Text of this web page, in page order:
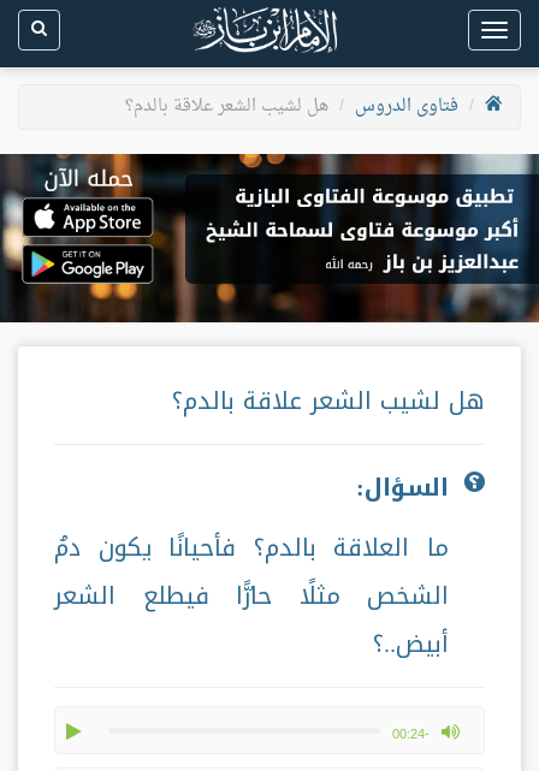
Toggle
navigation
فتاوى الدروس
هل لشيب الشعر علاقة بالدم؟
هل لشيب الشعر علاقة بالدم؟
السؤال:
ما العلاقة بالدم؟ فأحيانًا يكون دمُ
الشخص مثلًا حارًّا فيطلع الشعر
أبيض..؟
-00:24
max volume